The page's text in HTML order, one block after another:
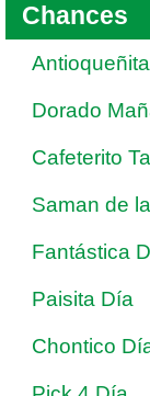
Chances
Dorado
Cafeterito
Saman de
Fantástica
Paisita Día
Chontico